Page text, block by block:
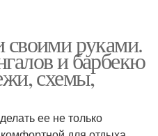
своими руками.
и барбекю
схемы,
ее не только